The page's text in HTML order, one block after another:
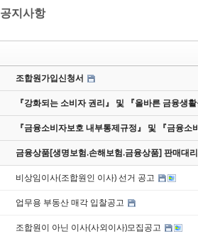
공지사항
조합원가입신청서
『강화되는 소비자 권리』 및 『올바른 금융생
『금융소비자보호 내부통제규정』 및 『금융소
금융상품[생명보험.손해보험.금융상품] 판매대
비상임이사(조합원인 이사) 선거 공고
업무용 부동산 매각 입찰공고
조합원이 아닌 이사(사외이사)모집공고